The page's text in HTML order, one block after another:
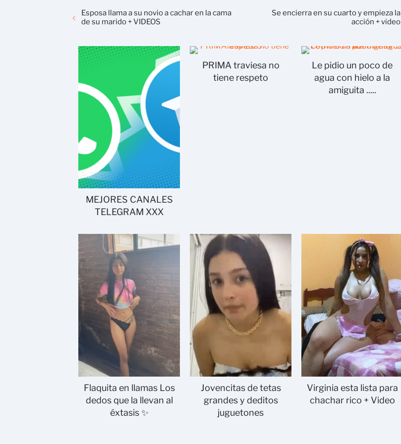
Esposa llama a su novio a cachar en la cama
de su marido + VIDEOS
Se encierra en su cuarto y empieza la
acción + video
MEJORES CANALES
TELEGRAM XXX
PRIMA traviesa no
tiene respeto
Le pidio un poco de
agua con hielo a la
amiguita .....
Flaquita en llamas Los
dedos que la llevan al
éxtasis ✨
Jovencitas de tetas
grandes y deditos
juguetones
Virginia esta lista para
chachar rico + Video